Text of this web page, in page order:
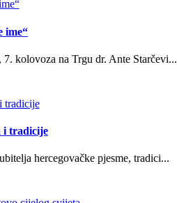
ime“
kolovoza na Trgu dr. Ante Starčevi...
i tradicije
hercegovačke pjesme, tradici...